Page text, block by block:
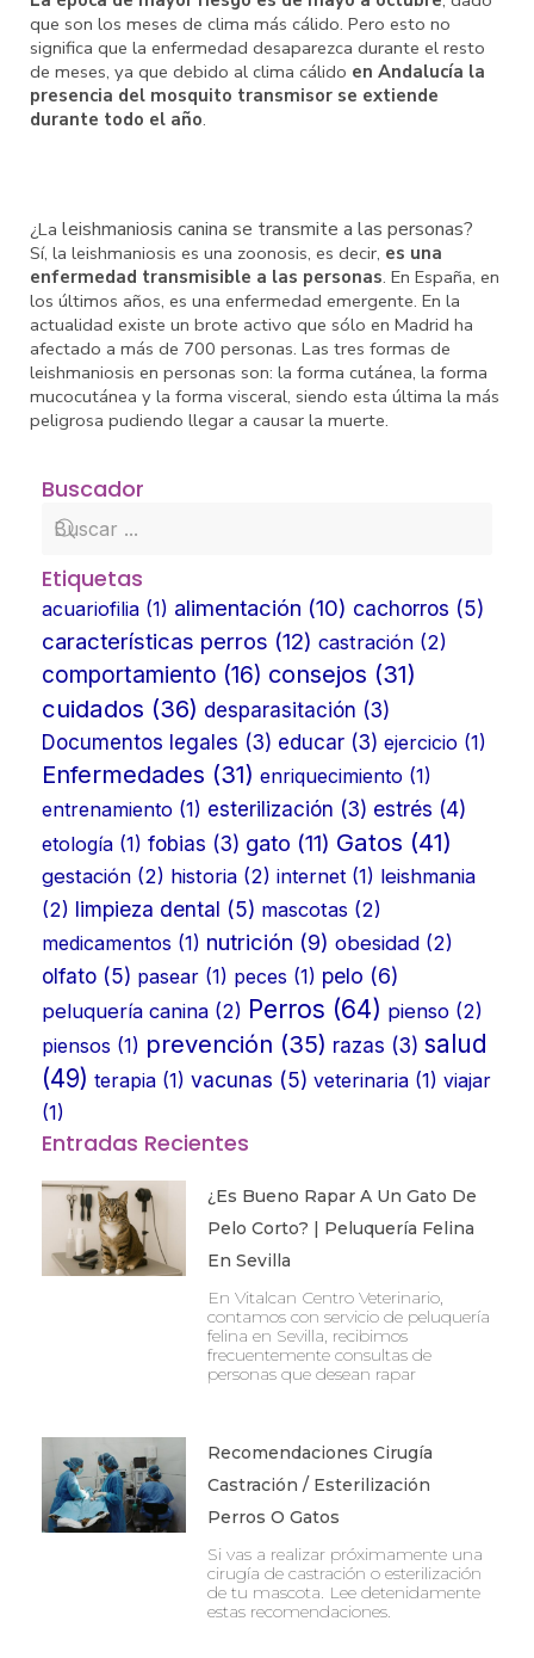
que son los meses de clima más cálido. Pero esto no
significa que la enfermedad desaparezca durante el resto
de meses, ya que debido al clima cálido en Andalucía la
presencia del mosquito transmisor se extiende
durante todo el año.
¿La leishmaniosis canina se transmite a las personas?
Sí, la leishmaniosis es una zoonosis, es decir, es una
enfermedad transmisible a las personas. En España, en
los últimos años, es una enfermedad emergente. En la
actualidad existe un brote activo que sólo en Madrid ha
afectado a más de 700 personas. Las tres formas de
leishmaniosis en personas son: la forma cutánea, la forma
mucocutánea y la forma visceral, siendo esta última la más
peligrosa pudiendo llegar a causar la muerte.
Buscador
Etiquetas
acuariofilia (1) alimentación (10) cachorros (5)
características perros (12) castración (2)
comportamiento (16) consejos (31)
cuidados (36) desparasitación (3)
Documentos legales (3) educar (3) ejercicio (1)
Enfermedades (31) enriquecimiento (1)
entrenamiento (1) esterilización (3) estrés (4)
etología (1) fobias (3) gato (11) Gatos (41)
gestación (2) historia (2) internet (1) leishmania
(2) limpieza dental (5) mascotas (2)
medicamentos (1) nutrición (9) obesidad (2)
olfato (5) pasear (1) peces (1) pelo (6)
peluquería canina (2) Perros (64) pienso (2)
piensos (1) prevención (35) razas (3) salud
(49) terapia (1) vacunas (5) veterinaria (1) viajar
(1)
Entradas Recientes
¿Es Bueno Rapar A Un Gato De
Pelo Corto? | Peluquería Felina
En Sevilla
En Vitalcan Centro Veterinario,
contamos con servicio de peluquería
felina en Sevilla, recibimos
frecuentemente consultas de
personas que desean rapar
Recomendaciones Cirugía
Castración / Esterilización
Perros O Gatos
Si vas a realizar próximamente una
cirugía de castración o esterilización
de tu mascota. Lee detenidamente
estas recomendaciones.